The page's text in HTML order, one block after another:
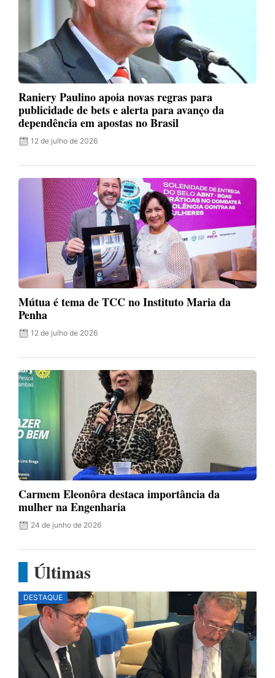
Raniery Paulino apoia novas regras para
publicidade de bets e alerta para avanço da
dependência em apostas no Brasil
12 de julho de 2026
Mútua é tema de TCC no Instituto Maria da
Penha
12 de julho de 2026
Carmem Eleonôra destaca importância da
mulher na Engenharia
24 de junho de 2026
Últimas
DESTAQUE